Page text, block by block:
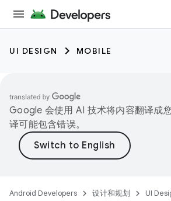
UI DESIGN MOBILE
Google 会使用 AI 技术将内容翻译成
译可能包含错误。
Android Developers 设计和规划 UI